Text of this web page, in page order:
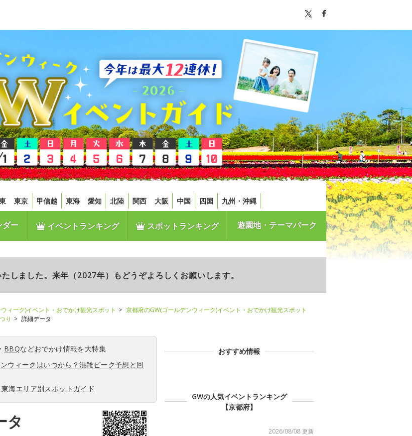
東京 甲信越 東海 愛知 北陸 関西 大阪 中国 四国 九州・沖縄
ー イベントランキング スポットランキング 遊園地・テーマパーク
しました。来年（2027年）もどうぞよろしくお願いします。
ィーク)イベント・おでかけ観光スポット
京都府のGW(ゴールデンウィーク)イベント・おでかけ観光スポット
り 詳細データ
・ BBQなどおでかけ情報を大特集
ウィークはいつから？混雑ピーク予想と回
海エリア別スポットガイド
タ
おすすめ情報
GWの人気イベントランキング
【京都府】
2026/08/08 更新